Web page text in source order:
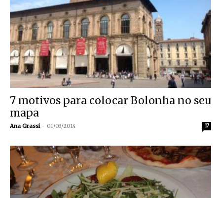
7 motivos para colocar Bolonha no seu
mapa
Ana Grassi - 01/03/2014 17